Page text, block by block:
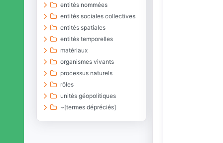
entités nommées
entités sociales collectives
entités spatiales
entités temporelles
matériaux
organismes vivants
processus naturels
rôles
unités géopolitiques
~[termes dépréciés]